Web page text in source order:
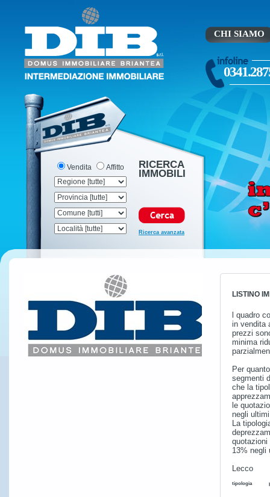
CHI SIAMO
Vendita Affitto RICERCA
IMMOBILI
Ricerca avanzata
LISTINO
l quadro
in vendita
prezzi
minima
Per
segmenti
che la
le
negli
La
13% negli
Lecco
tipologia